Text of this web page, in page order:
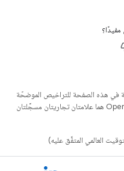
في هذه الصفحة للتراخيص الموضحّة
. إنّ Java وOpenJDK هما علامتان تجاريتان مسجَّلتان